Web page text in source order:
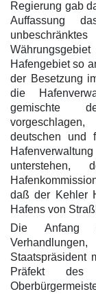
Regierung gab
Auffassung
Hafengebiet so
der Besetzung
die
gemischte
deutschen und
daß der Kehler
Hafens von
Die Anfang
Staatspräsident
Präfekt des